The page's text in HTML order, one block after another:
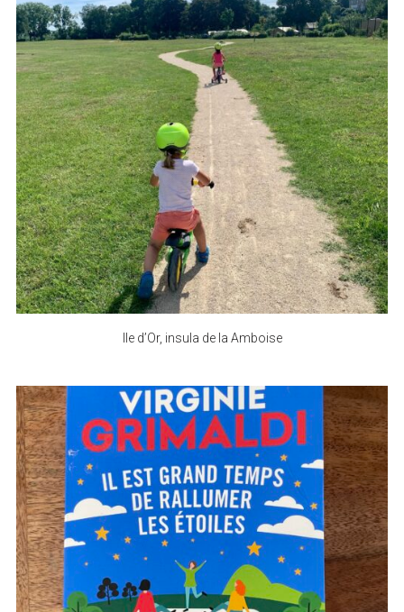
Ile d’Or, insula de la Amboise